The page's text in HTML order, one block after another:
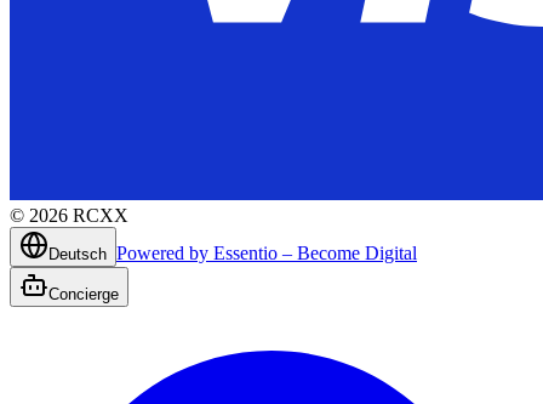
© 2026 RCXX
Deutsch Powered by Essentio – Become Digital
Concierge